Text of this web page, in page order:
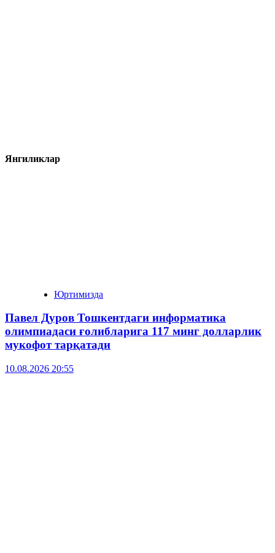
Янгиликлар
Юртимизда
Павел Дуров Тошкентдаги информатика
олимпиадаси ғолибларига 117 минг долларлик
мукофот тарқатади
10.08.2026 20:55